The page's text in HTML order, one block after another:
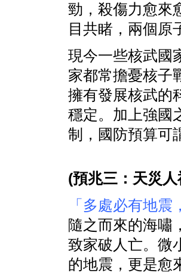
勁，殺傷力愈來
目共睹，兩個原
現今一些核武國
家都常擔憂核子
擁有發展核武的
穩定。加上強國
制，國防預算可
(預兆三：天災人
「多處必有地
隨之而來的海嘯
致家破人亡。微
的地震，更是愈